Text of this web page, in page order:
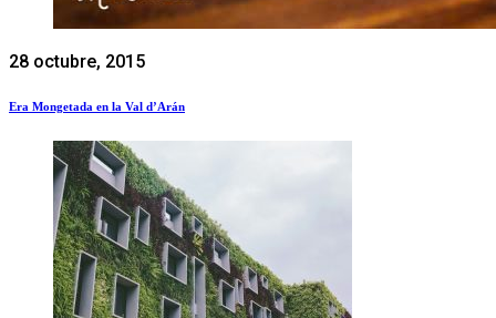
28 octubre, 2015
Era Mongetada en la Val d’Arán